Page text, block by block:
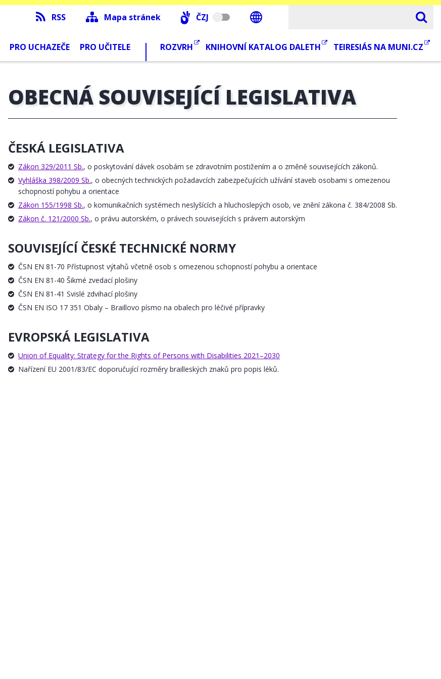
RSS Mapa stránek ČZJ
PRO UCHAZEČE PRO UČITELE ROZVRH KNIHOVNÍ KATALOG DALETH TEIRESIÁS NA MUNI.CZ
OBECNÁ SOUVISEJÍCÍ LEGISLATIVA
ČESKÁ LEGISLATIVA
Zákon 329/2011 Sb., o poskytování dávek osobám se zdravotním postižením a o změně souvisejících zákonů.
Vyhláška 398/2009 Sb., o obecných technických požadavcích zabezpečujících užívání staveb osobami s omezenou
schopností pohybu a orientace
Zákon 155/1998 Sb., o komunikačních systémech neslyšících a hluchoslepých osob, ve znění zákona č. 384/2008 Sb.
Zákon č. 121/2000 Sb., o právu autorském, o právech souvisejících s právem autorským
SOUVISEJÍCÍ ČESKÉ TECHNICKÉ NORMY
ČSN EN 81-70 Přístupnost výtahů včetně osob s omezenou schopností pohybu a orientace
ČSN EN 81-40 Šikmé zvedací plošiny
ČSN EN 81-41 Svislé zdvihací plošiny
ČSN EN ISO 17 351 Obaly – Braillovo písmo na obalech pro léčivé přípravky
EVROPSKÁ LEGISLATIVA
Union of Equality: Strategy for the Rights of Persons with Disabilities 2021–2030
Nařízení EU 2001/83/EC doporučující rozměry brailleských znaků pro popis léků.